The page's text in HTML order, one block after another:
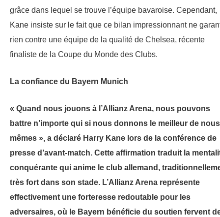
grâce dans lequel se trouve l’équipe bavaroise. Cependant,
Kane insiste sur le fait que ce bilan impressionnant ne
rien contre une équipe de la qualité de Chelsea, récente
finaliste de la Coupe du Monde des Clubs.
La confiance du Bayern Munich
« Quand nous jouons à l’Allianz Arena, nous pouvons
battre n’importe qui si nous donnons le meilleur de
mêmes », a déclaré Harry Kane lors de la conférence de
presse d’avant-match. Cette affirmation traduit la
conquérante qui anime le club allemand,
très fort dans son stade. L’Allianz Arena représente
effectivement une forteresse redoutable pour les
adversaires, où le Bayern bénéficie du soutien fervent